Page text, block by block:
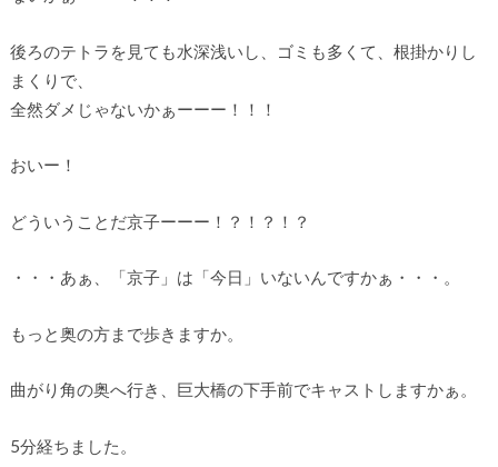
後ろのテトラを見ても水深浅いし、ゴミも多くて、根掛かりし
まくりで、
全然ダメじゃないかぁーーー！！！
おいー！
どういうことだ京子ーーー！？！？！？
・・・あぁ、「京子」は「今日」いないんですかぁ・・・。
もっと奥の方まで歩きますか。
曲がり角の奥へ行き、巨大橋の下手前でキャストしますかぁ。
5分経ちました。